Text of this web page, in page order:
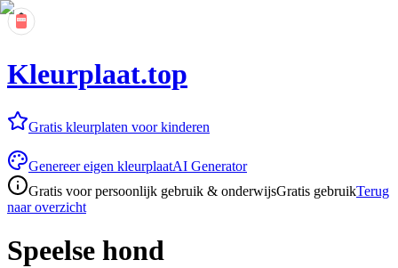
Kleurplaat.top
Gratis kleurplaten voor kinderen
Genereer eigen kleurplaatAI Generator
Gratis voor persoonlijk gebruik & onderwijsGratis gebruikTerug
naar overzicht
Speelse hond